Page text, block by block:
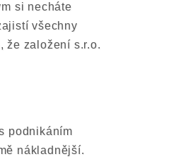
si necháte
všechny
že založení s.r.o.
podnikáním
nákladnější.